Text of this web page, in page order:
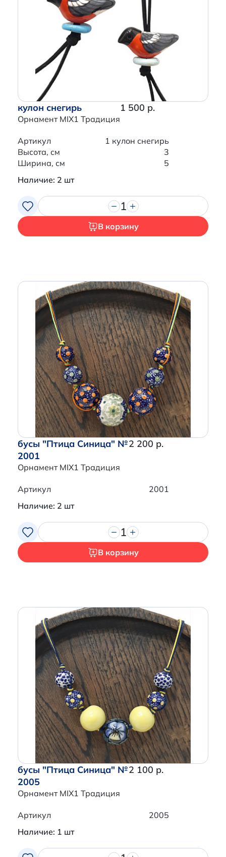
кулон снегирь
Орнамент MIX1 Традиция
1 500 р.
Артикул
1 кулон снегирь
Высота, см
3
Ширина, см
5
Наличие: 2 шт
1
В корзину
бусы "Птица Синица" №
2001
Орнамент MIX1 Традиция
2 200 р.
Артикул
2001
Наличие: 2 шт
1
В корзину
бусы "Птица Синица" №
2005
Орнамент MIX1 Традиция
2 100 р.
Артикул
2005
Наличие: 1 шт